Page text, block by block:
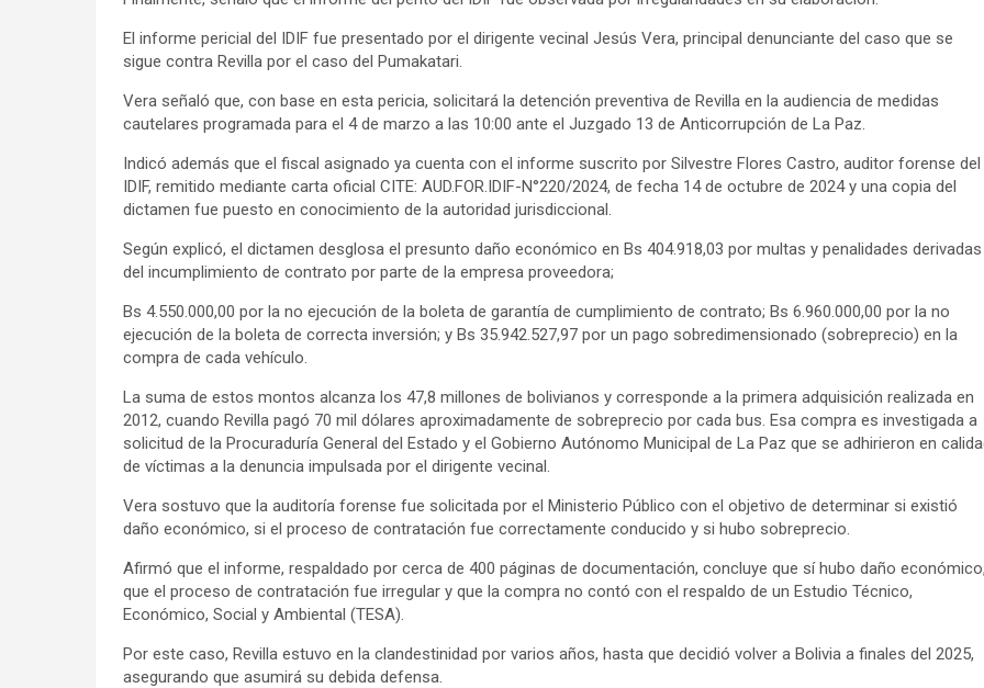
El informe pericial del IDIF fue presentado por el dirigente vecinal Jesús Vera, principal denunciante del caso que se
sigue contra Revilla por el caso del Pumakatari.
Vera señaló que, con base en esta pericia, solicitará la detención preventiva de Revilla en la audiencia de medidas
cautelares programada para el 4 de marzo a las 10:00 ante el Juzgado 13 de Anticorrupción de La Paz.
Indicó además que el fiscal asignado ya cuenta con el informe suscrito por Silvestre Flores Castro, auditor forense del
IDIF, remitido mediante carta oficial CITE: AUD.FOR.IDIF-N°220/2024, de fecha 14 de octubre de 2024 y una copia del
dictamen fue puesto en conocimiento de la autoridad jurisdiccional.
Según explicó, el dictamen desglosa el presunto daño económico en Bs 404.918,03 por multas y penalidades derivadas
del incumplimiento de contrato por parte de la empresa proveedora;
Bs 4.550.000,00 por la no ejecución de la boleta de garantía de cumplimiento de contrato; Bs 6.960.000,00 por la no
ejecución de la boleta de correcta inversión; y Bs 35.942.527,97 por un pago sobredimensionado (sobreprecio) en la
compra de cada vehículo.
La suma de estos montos alcanza los 47,8 millones de bolivianos y corresponde a la primera adquisición realizada en
2012, cuando Revilla pagó 70 mil dólares aproximadamente de sobreprecio por cada bus. Esa compra es investigada a
solicitud de la Procuraduría General del Estado y el Gobierno Autónomo Municipal de La Paz que se adhirieron en
de víctimas a la denuncia impulsada por el dirigente vecinal.
Vera sostuvo que la auditoría forense fue solicitada por el Ministerio Público con el objetivo de determinar si existió
daño económico, si el proceso de contratación fue correctamente conducido y si hubo sobreprecio.
Afirmó que el informe, respaldado por cerca de 400 páginas de documentación, concluye que sí hubo daño económico,
que el proceso de contratación fue irregular y que la compra no contó con el respaldo de un Estudio Técnico,
Económico, Social y Ambiental (TESA).
Por este caso, Revilla estuvo en la clandestinidad por varios años, hasta que decidió volver a Bolivia a finales del 2025,
asegurando que asumirá su debida defensa.